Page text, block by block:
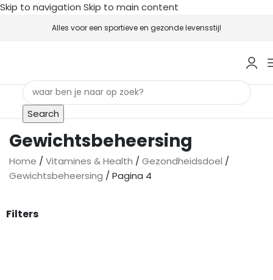
Skip to navigation Skip to main content
Alles voor een sportieve en gezonde levensstijl
Search
Gewichtsbeheersing
Home / Vitamines & Health / Gezondheidsdoel /
Gewichtsbeheersing / Pagina 4
Filters